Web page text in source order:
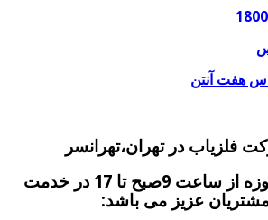
فلزیاب در تهران،تهرانسر
شرکت ما همه روزه از ساعت 9صبح تا 17 در خدمت
عزیز می باشد: